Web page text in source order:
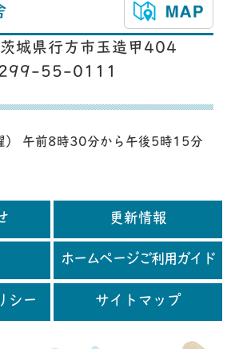
城県行方市玉造甲404
55-0111
） 午前8時30分から午後5時15分
更新情報
ホームページご利用ガイド
シー サイトマップ